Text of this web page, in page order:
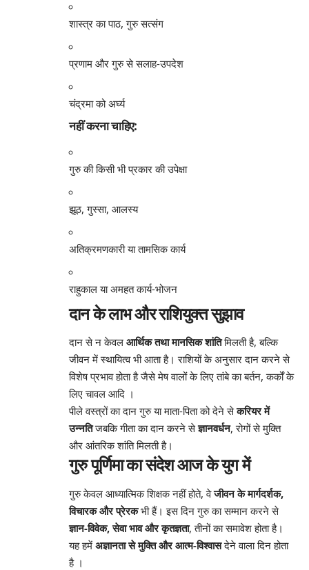
शास्त्र का पाठ, गुरु सत्संग
प्रणाम और गुरु से सलाह-उपदेश
चंद्रमा को अर्घ्य
नहीं करना चाहिए:
गुरु की किसी भी प्रकार की उपेक्षा
झूठ, गुस्सा, आलस्य
अतिक्रमणकारी या तामसिक कार्य
राहुकाल या अमहत कार्य-भोजन
दान के लाभ और राशियुक्त सुझाव
दान से न केवल आर्थिक तथा मानसिक शांतिमिलती है, बल्कि
जीवन में स्थायित्व भी आता है। राशियों के अनुसार दान करने से
विशेष प्रभाव होता है जैसे मेष वालों के लिए तांबे का बर्तन, कर्कों के
लिए चावल आदि ।
पीले वस्त्रों का दान गुरु या माता-पिता को देने सेकरियर में
उन्नतिजबकि गीता का दान करने सेज्ञानवर्धन, रोगों से मुक्ति
और आंतरिक शांति मिलती है।
गुरु पूर्णिमा का संदेश आज के युग में
गुरु केवल आध्यात्मिक शिक्षक नहीं होते, वेजीवन के मार्गदर्शक,
विचारक और प्रेरकभी हैं। इस दिन गुरु का सम्मान करने से
ज्ञान-विवेक, सेवा भाव और कृतज्ञता, तीनों का समावेश होता है।
यह हमें अज्ञानता से मुक्ति और आत्म-विश्वासदेने वाला दिन होता
है।